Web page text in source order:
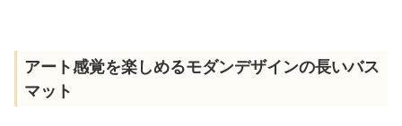
アート感覚を楽しめるモダンデザインの長いバス
マット